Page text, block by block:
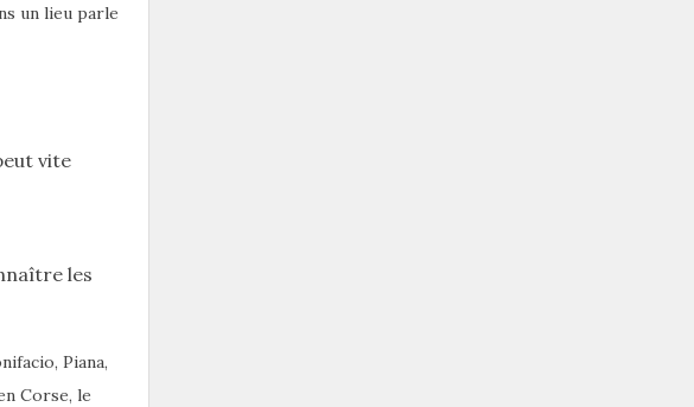
un lieu parle
vite
les
Piana,
Corse, le